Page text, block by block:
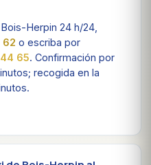
Herpin 24 h/24,
62 o escriba por
65. Confirmación por
recogida en la